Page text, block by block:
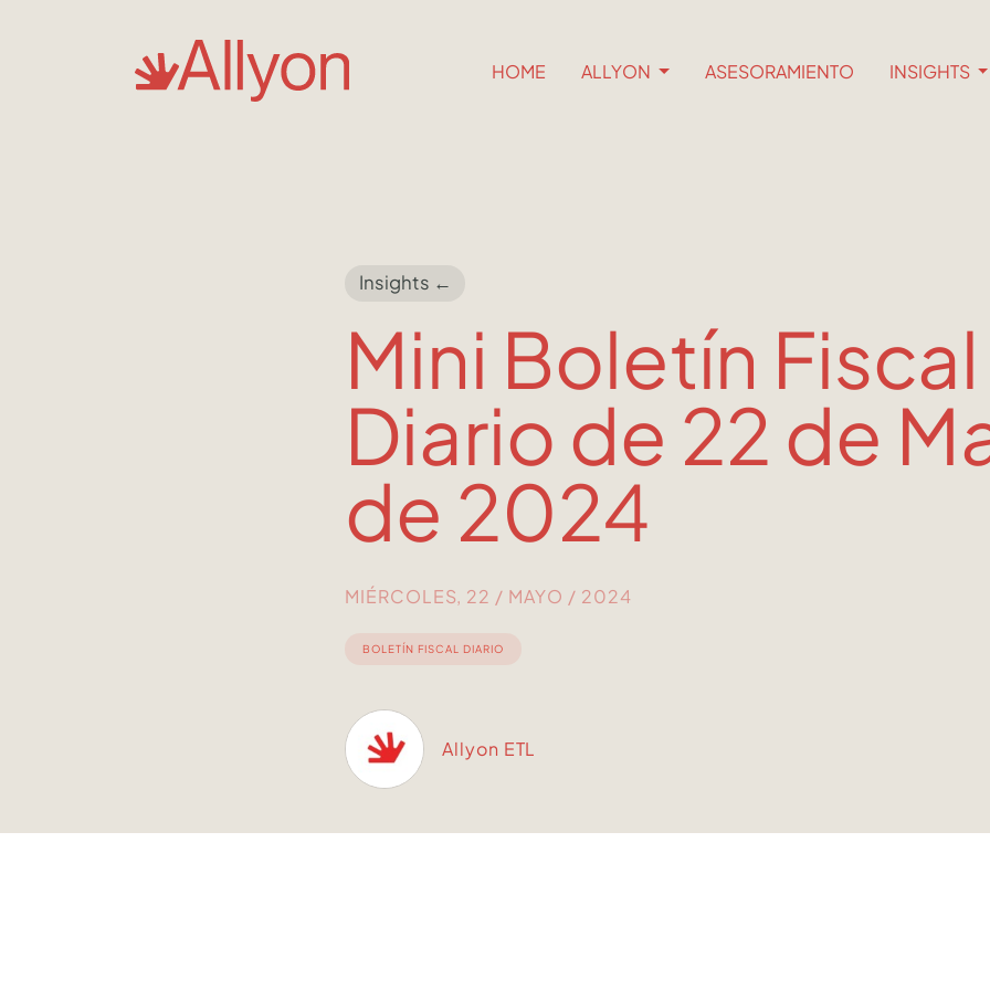
HOME ALLYON ASESORAMIENTO INSIGHTS
Insights ←
Mini Boletín Fiscal
Diario de 22 de
de 2024
MIÉRCOLES, 22 / MAYO / 2024
BOLETÍN FISCAL DIARIO
Allyon ETL